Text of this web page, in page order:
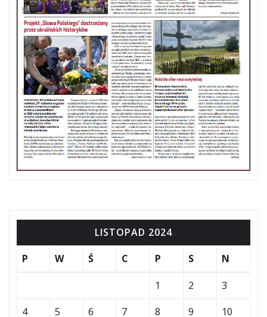
LISTOPAD 2024
P
W Ś C P S N
1 2
3
4
5 6 7 8 9
10